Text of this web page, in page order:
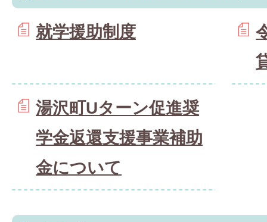
就学援助制度
湯沢町Uターン促進奨
学金返還支援事業補助
金について